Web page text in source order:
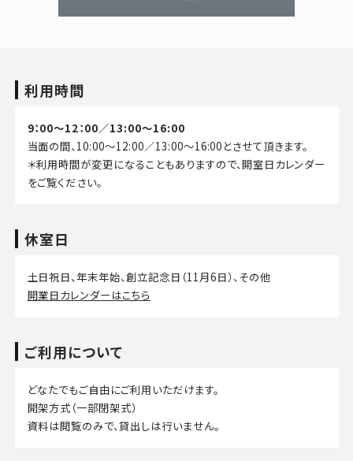
利用時間
9：00～12：00／13:00～16:00
当面の間、10:00～12:00／13:00～16:00とさせて頂きます。
＊利用時間が変更になることもありますので、開室日カレンダー
をご覧ください。
休室日
土日祝日、年末年始、創立記念日（11月6日）、その他
開業日カレンダーはこちら
ご利用について
どなたでもご自由にご利用いただけます。
開架方式（一部閉架式）
資料は閲覧のみで、貸出しは行いません。